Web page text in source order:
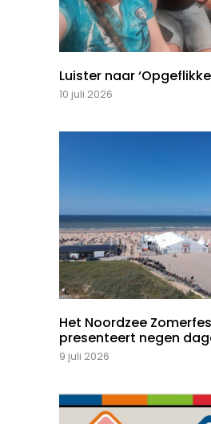
Luister naar
10 juli 2026
Het Noordzee
presenteert negen
9 juli 2026